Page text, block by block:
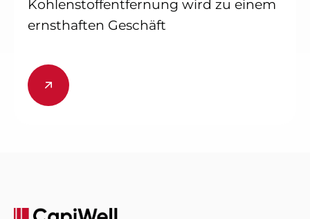
Kohlenstoffentfernung wird zu einem
ernsthaften Geschäft